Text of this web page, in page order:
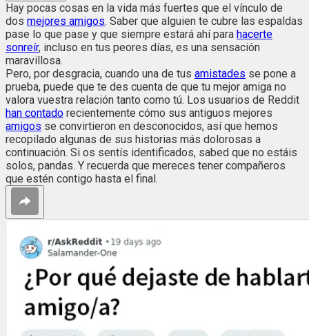
Hay pocas cosas en la vida más fuertes que el vínculo de
dos mejores amigos. Saber que alguien te cubre las espaldas
pase lo que pase y que siempre estará ahí para hacerte
sonreír, incluso en tus peores días, es una sensación
maravillosa.
Pero, por desgracia, cuando una de tus amistades se pone a
prueba, puede que te des cuenta de que tu mejor amiga no
valora vuestra relación tanto como tú. Los usuarios de Reddit
han contado recientemente cómo sus antiguos mejores
amigos se convirtieron en desconocidos, así que hemos
recopilado algunas de sus historias más dolorosas a
continuación. Si os sentís identificados, sabed que no estáis
solos, pandas. Y recuerda que mereces tener compañeros
que estén contigo hasta el final.